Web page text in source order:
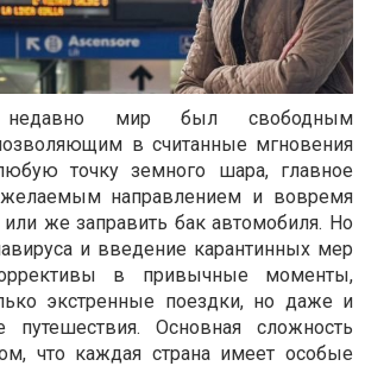
мир был свободным
в считанные мгновения
точку земного шара, главное
желаемым направлением и вовремя
или же заправить бак автомобиля. Но
и введение карантинных мер
в привычные моменты,
экстренные поездки, но даже и
путешествия. Основная сложность
что каждая страна имеет особые